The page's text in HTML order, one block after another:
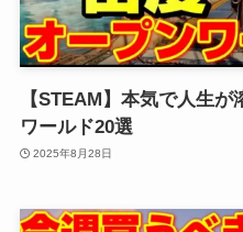
【STEAM】本気で人生
ワールド20選
2025年8月28日